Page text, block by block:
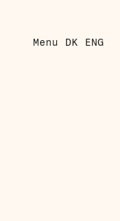
Menu DK ENG